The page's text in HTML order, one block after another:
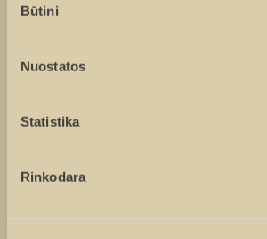
pasirinkimas
Būtini
Nuostatos
Statistika
Rinkodara
Sutinku, kad duomenys būtų renkami